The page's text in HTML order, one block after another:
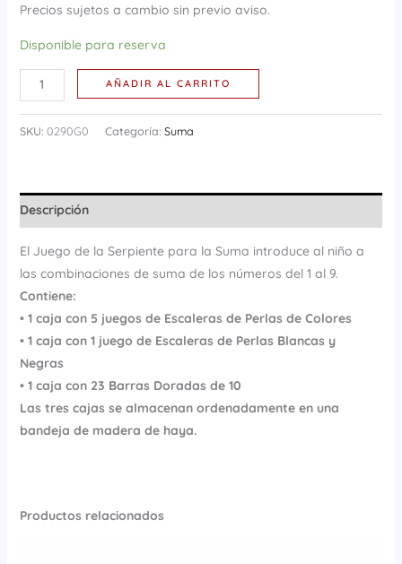
Precios sujetos a cambio sin previo aviso.
Disponible para reserva
AÑADIR AL CARRITO
SKU: 0290G0 Categoría: Suma
Descripción
El Juego de la Serpiente para la Suma introduce al niño a
las combinaciones de suma de los números del 1 al 9.
Contiene:
• 1 caja con 5 juegos de Escaleras de Perlas de Colores
• 1 caja con 1 juego de Escaleras de Perlas Blancas y
Negras
• 1 caja con 23 Barras Doradas de 10
Las tres cajas se almacenan ordenadamente en una
bandeja de madera de haya.
Productos relacionados